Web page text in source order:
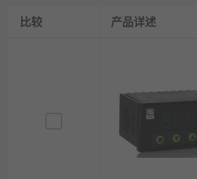
：
程中，过程仪表用于监测温度、压
生产中，过程仪表用于监测pH值、
过程中，过程仪表用于监测反应温度
系统中，过程仪表用于监测发电机组
比较 产品详述